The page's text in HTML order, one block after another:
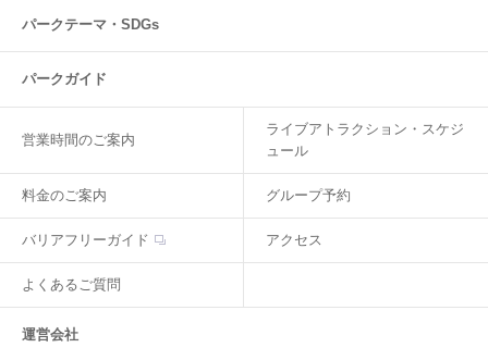
パークテーマ・SDGs
パークガイド
営業時間のご案内
ライブアトラクション・スケジ
ュール
料金のご案内 グループ予約
バリアフリーガイド アクセス
よくあるご質問
運営会社